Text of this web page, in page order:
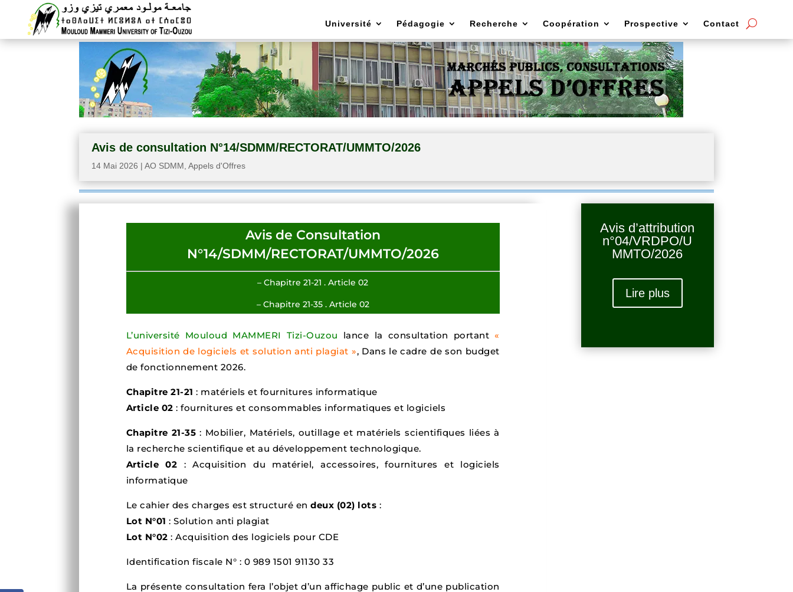
Université Pédagogie Recherche Coopération Prospective Contact
Avis de consultation N°14/SDMM/RECTORAT/UMMTO/2026
14 Mai 2026 |AO SDMM ,Appels d'Offres
Avis de Consultation
N°14/SDMM/RECTORAT/UMMTO/2026
– Chapitre 21-21 . Article 02
– Chapitre 21-35 . Article 02
L’université Mouloud MAMMERI Tizi-Ouzou lance la consultation portant «
Acquisition de logiciels et solution anti plagiat », Dans le cadre de son budget
de fonctionnement 2026.
Chapitre 21-21 : matériels et fournitures informatique
Article 02 : fournitures et consommables informatiques et logiciels
Chapitre 21-35 : Mobilier, Matériels, outillage et matériels scientifiques liées à
la recherche scientifique et au développement technologique.
Article 02 : Acquisition du matériel, accessoires, fournitures et logiciels
informatique
Le cahier des charges est structuré endeux (02) lots :
Lot N°01 : Solution anti plagiat
Lot N°02 : Acquisition des logiciels pour CDE
Identification fiscale N° : 0 989 1501 91130 33
La présente consultation fera l’objet d’un affichage public et d’une publication
Avis d’attribution
n°04/VRDPO/U
MMTO/2026
Lire plus